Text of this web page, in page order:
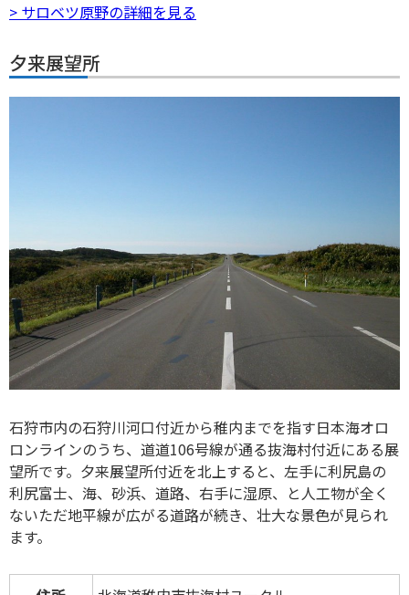
> サロベツ原野の詳細を見る
夕来展望所
石狩市内の石狩川河口付近から稚内までを指す日本海オロ
ロンラインのうち、道道106号線が通る抜海村付近にある展
望所です。夕来展望所付近を北上すると、左手に利尻島の
利尻富士、海、砂浜、道路、右手に湿原、と人工物が全く
ないただ地平線が広がる道路が続き、壮大な景色が見られ
ます。